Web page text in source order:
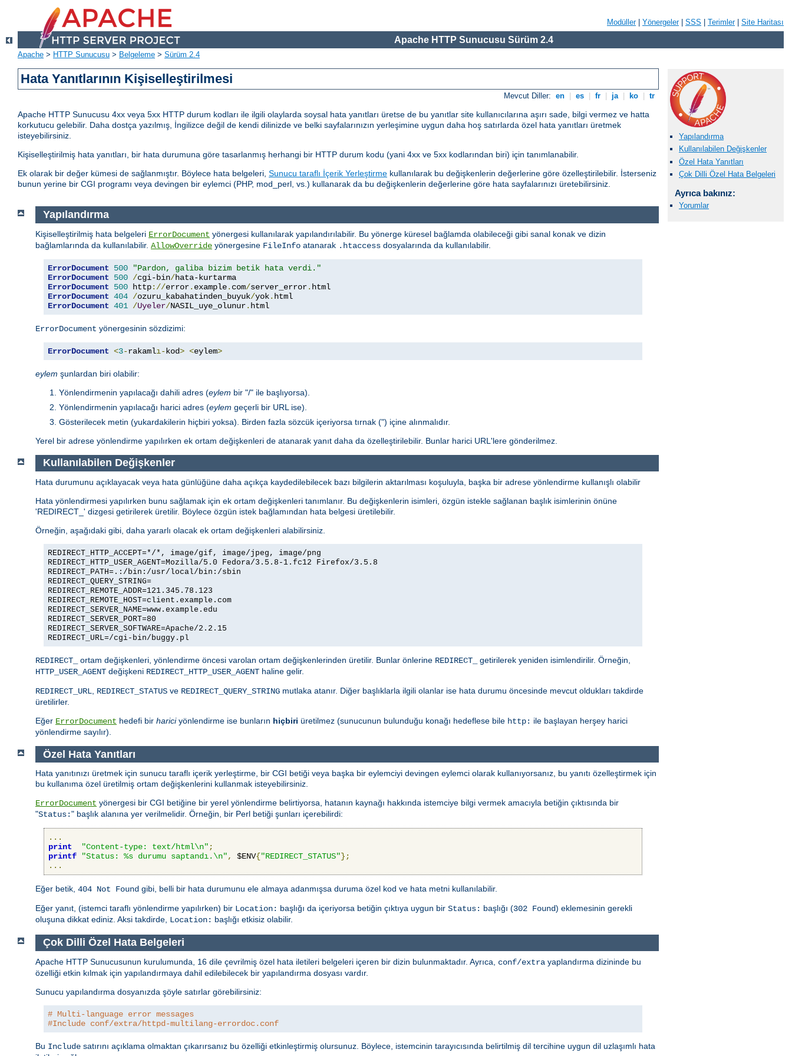
Modüller| Yönergeler| SSS Terimler| Site Haritası
Apache HTTP Sunucusu Sürüm 2.4
Apache > HTTP Sunucusu > Belgeleme > Sürüm 2.4
Hata Yanıtlarının Kişiselleştirilmesi
Mevcut Diller: en es fr ja ko tr
Apache HTTP Sunucusu 4xx veya 5xx HTTP durum kodları ile ilgili olaylarda soysal hata yanıtları üretse de bu yanıtlar site kullanıcılarına aşırı sade, bilgi vermez ve hatta
korkutucu gelebilir. Daha dostça yazılmış, İngilizce değil de kendi dilinizde ve belki sayfalarınızın yerleşimine uygun daha hoş satırlarda özel hata yanıtları üretmek
isteyebilirsiniz.
Kişiselleştirilmiş hata yanıtları, bir hata durumuna göre tasarlanmış herhangi bir HTTP durum kodu (yani 4xx ve 5xx kodlarından biri) için tanımlanabilir.
Ek olarak bir değer kümesi de sağlanmıştır. Böylece hata belgeleri, Sunucu taraflı İçerik Yerleştirme kullanılarak bu değişkenlerin değerlerine göre özelleştirilebilir. İsterseniz
bunun yerine bir CGI programı veya devingen bir eylemci (PHP, mod_perl, vs.) kullanarak da bu değişkenlerin değerlerine göre hata sayfalarınızı üretebilirsiniz.
Yapılandırma
Kullanılabilen Değişkenler
Özel Hata Yanıtları
Çok Dilli Özel Hata Belgeleri
Ayrıca bakınız:
Yorumlar
Yapılandırma
Kişiselleştirilmiş hata belgeleri ErrorDocument yönergesi kullanılarak yapılandırılabilir. Bu yönerge küresel bağlamda olabileceği gibi sanal konak ve dizin
bağlamlarında da kullanılabilir. AllowOverride yönergesine FileInfo atanarak .htaccess dosyalarında da kullanılabilir.
ErrorDocument 500
"Pardon, galiba bizim betik hata verdi."
ErrorDocument
500 /cgi-bin/
ErrorDocument
500 http://error. example. com/server_error.
ErrorDocument 404 /ozuru_kabahatinden_buyuk/yok.
ErrorDocument 401 /Uyeler/NASIL_uye_olunur. html
ErrorDocument yönergesinin sözdizimi:
ErrorDocument <3-rakamlı-kod> <eylem>
eylem şunlardan biri olabilir:
Yönlendirmenin yapılacağı dahili adres (eylem bir "/" ile başlıyorsa).
Yönlendirmenin yapılacağı harici adres (eylem geçerli bir URL ise).
Gösterilecek metin (yukardakilerin hiçbiri yoksa). Birden fazla sözcük içeriyorsa tırnak (") içine alınmalıdır.
Yerel bir adrese yönlendirme yapılırken ek ortam değişkenleri de atanarak yanıt daha da özelleştirilebilir. Bunlar harici URL'lere gönderilmez.
Kullanılabilen Değişkenler
Hata durumunu açıklayacak veya hata günlüğüne daha açıkça kaydedilebilecek bazı bilgilerin aktarılması koşuluyla, başka bir adrese yönlendirme kullanışlı olabilir
Hata yönlendirmesi yapılırken bunu sağlamak için ek ortam değişkenleri tanımlanır. Bu değişkenlerin isimleri, özgün istekle sağlanan başlık isimlerinin önüne
'REDIRECT_' dizgesi getirilerek üretilir. Böylece özgün istek bağlamından hata belgesi üretilebilir.
Örneğin, aşağıdaki gibi, daha yararlı olacak ek ortam değişkenleri alabilirsiniz.
REDIRECT_HTTP_ACCEPT=*/*, image/gif, image/jpeg, image/png
REDIRECT_HTTP_USER_AGENT=Mozilla/5.0 Fedora/3.5.8-1.fc12 Firefox/3.5.8
REDIRECT_PATH=.:/bin:/usr/local/bin:/sbin
REDIRECT_QUERY_STRING=
REDIRECT_REMOTE_ADDR=121.345.78.123
REDIRECT_REMOTE_HOST=client.example.com
REDIRECT_SERVER_NAME=www.example.edu
REDIRECT_SERVER_PORT=80
REDIRECT_SERVER_SOFTWARE=Apache/2.2.15
REDIRECT_URL=/cgi-bin/buggy.pl
REDIRECT_ ortam değişkenleri, yönlendirme öncesi varolan ortam değişkenlerinden üretilir. Bunlar önlerine REDIRECT_
getirilerek yeniden isimlendirilir. Örneğin,
HTTP_USER_AGENT değişkeni REDIRECT_HTTP_USER_AGENT haline gelir.
REDIRECT_URL REDIRECT_STATUS ve REDIRECT_QUERY_STRING mutlaka atanır. Diğer başlıklarla ilgili olanlar ise hata durumu öncesinde mevcut oldukları takdirde
üretilirler.
Eğer ErrorDocument hedefi bir hariciyönlendirme ise bunların hiçbiri üretilmez (sunucunun bulunduğu konağı hedeflese bile http: ile başlayan herşey harici
yönlendirme sayılır).
Özel Hata Yanıtları
Hata yanıtınızı üretmek için sunucu taraflı içerik yerleştirme, bir CGI betiği veya başka bir eylemciyi devingen eylemci olarak kullanıyorsanız, bu yanıtı özelleştirmek için
bu kullanıma özel üretilmiş ortam değişkenlerini kullanmak isteyebilirsiniz.
ErrorDocument yönergesi bir CGI betiğine bir yerel yönlendirme belirtiyorsa, hatanın kaynağı hakkında istemciye bilgi vermek amacıyla betiğin çıktısında bir
"Status:" başlık alanına yer verilmelidir. Örneğin, bir Perl betiği şunları içerebilirdi:
...
print
"Content-type: text/html\n";
printf
"Status: %s durumu saptandı.\n", $ENV{"REDIRECT_STATUS"};
...
Eğer betik, 404 Not Found gibi, belli bir hata durumunu ele almaya adanmışsa duruma özel kod ve hata metni kullanılabilir.
Eğer yanıt, (istemci taraflı yönlendirme yapılırken) bir Location: başlığı da içeriyorsa betiğin çıktıya uygun bir Status: başlığı (302 Found) eklemesinin gerekli
oluşuna dikkat ediniz. Aksi takdirde, Location: başlığı etkisiz olabilir.
Çok Dilli Özel Hata Belgeleri
Apache HTTP Sunucusunun kurulumunda, 16 dile çevrilmiş özel hata iletileri belgeleri içeren bir dizin bulunmaktadır. Ayrıca, conf/extra yaplandırma dizininde bu
özelliği etkin kılmak için yapılandırmaya dahil edilebilecek bir yapılandırma dosyası vardır.
Sunucu yapılandırma dosyanızda şöyle satırlar görebilirsiniz:
# Multi-language error messages
#Include conf/extra/httpd-multilang-errordoc.conf
Bu Include satırını açıklama olmaktan çıkarırsanız bu özelliği etkinleştirmiş olursunuz. Böylece, istemcinin tarayıcısında belirtilmiş dil tercihine uygun dil uzlaşımlı hata